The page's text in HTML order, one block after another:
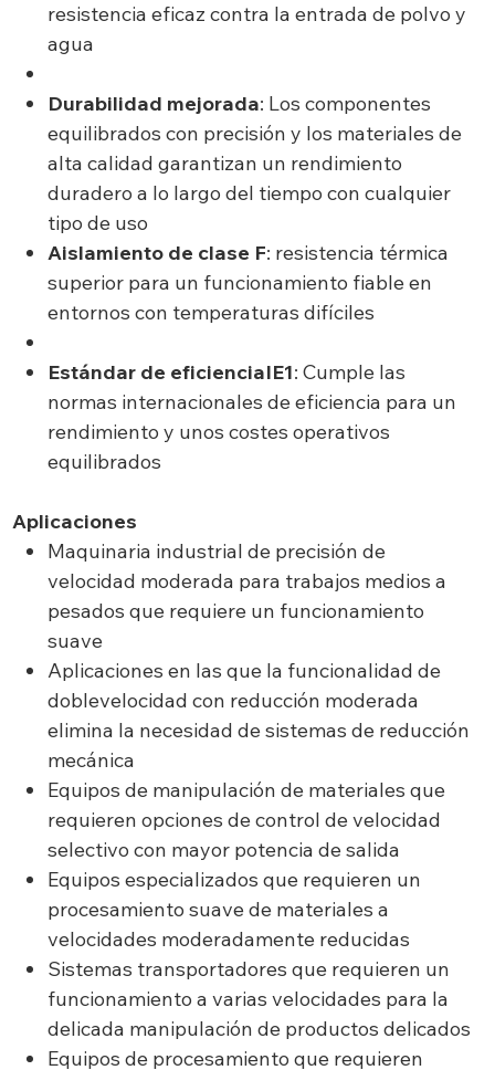
resistencia eficaz contra la entrada de polvo y
agua
Durabilidad mejorada: Los componentes
equilibrados con precisión y los materiales de
alta calidad garantizan un rendimiento
duradero a lo largo del tiempo con cualquier
tipo de uso
Aislamiento de clase F: resistencia térmica
superior para un funcionamiento fiable en
entornos con temperaturas difíciles
Estándar de eficienciaIE1: Cumple las
normas internacionales de eficiencia para un
rendimiento y unos costes operativos
equilibrados
Aplicaciones
Maquinaria industrial de precisión de
velocidad moderada para trabajos medios a
pesados que requiere un funcionamiento
suave
Aplicaciones en las que la funcionalidad de
doblevelocidad con reducción moderada
elimina la necesidad de sistemas de reducción
mecánica
Equipos de manipulación de materiales que
requieren opciones de control de velocidad
selectivo con mayor potencia de salida
Equipos especializados que requieren un
procesamiento suave de materiales a
velocidades moderadamente reducidas
Sistemas transportadores que requieren un
funcionamiento a varias velocidades para la
delicada manipulación de productos delicados
Equipos de procesamiento que requieren